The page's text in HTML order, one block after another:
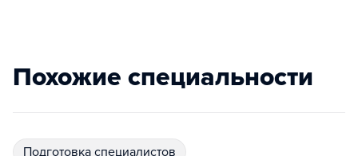
Похожие специальности
подготовка специалистов